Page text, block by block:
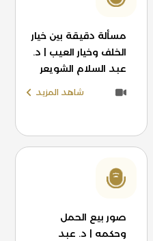
مسألة دقيقة بين خيار
الخلف وخيار العيب | د.
عبد السلام الشويعر
شاهد المزيد
صور بيع الحمل
وحكمه | د. عبد